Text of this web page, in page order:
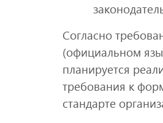
Согласно
(официальном
планируется
требования к
стандарте